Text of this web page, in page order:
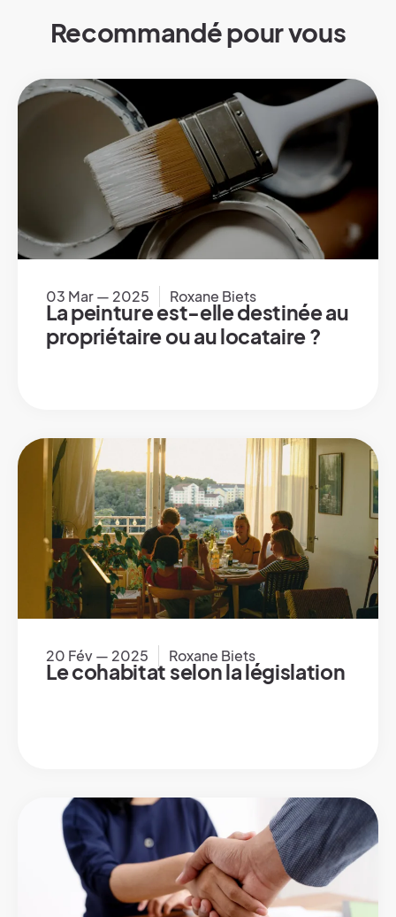
Recommandé pour vous
03 Mar — 2025 Roxane Biets
La peinture est-elle destinée au
propriétaire ou au locataire ?
20 Fév — 2025 Roxane Biets
Le cohabitat selon la législation